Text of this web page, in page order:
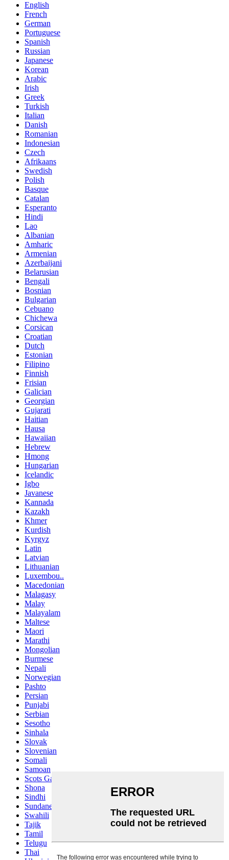
English
French
German
Portuguese
Spanish
Russian
Japanese
Korean
Arabic
Irish
Greek
Turkish
Italian
Danish
Romanian
Indonesian
Czech
Afrikaans
Swedish
Polish
Basque
Catalan
Esperanto
Hindi
Lao
Albanian
Amharic
Armenian
Azerbaijani
Belarusian
Bengali
Bosnian
Bulgarian
Cebuano
Chichewa
Corsican
Croatian
Dutch
Estonian
Filipino
Finnish
Frisian
Galician
Georgian
Gujarati
Haitian
Hausa
Hawaiian
Hebrew
Hmong
Hungarian
Icelandic
Igbo
Javanese
Kannada
Kazakh
Khmer
Kurdish
Kyrgyz
Latin
Latvian
Lithuanian
Luxembou..
Macedonian
Malagasy
Malay
Malayalam
Maltese
Maori
Marathi
Mongolian
Burmese
Nepali
Norwegian
Pashto
Persian
Punjabi
Serbian
Sesotho
Sinhala
Slovak
Slovenian
Somali
Samoan
Scots Gaelic
Shona
Sindhi
Sundanese
Swahili
Tajik
Tamil
Telugu
Thai